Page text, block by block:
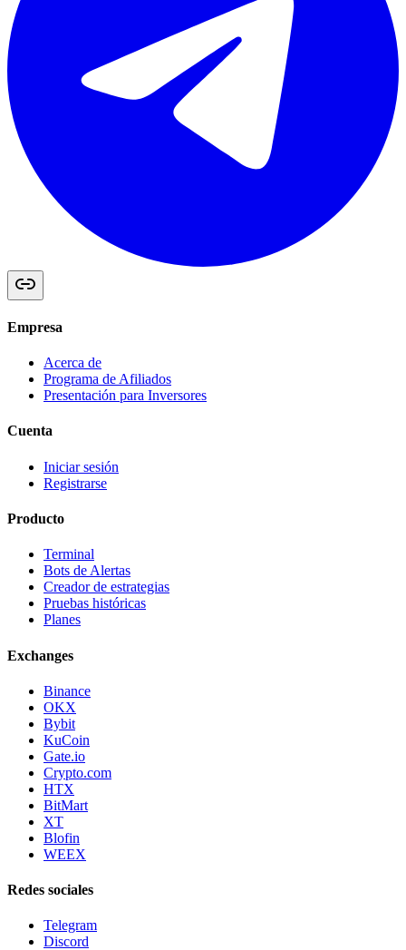
Empresa
Acerca de
Programa de Afiliados
Presentación para Inversores
Cuenta
Iniciar sesión
Registrarse
Producto
Terminal
Bots de Alertas
Creador de estrategias
Pruebas históricas
Planes
Exchanges
Binance
OKX
Bybit
KuCoin
Gate.io
Crypto.com
HTX
BitMart
XT
Blofin
WEEX
Redes sociales
Telegram
Discord